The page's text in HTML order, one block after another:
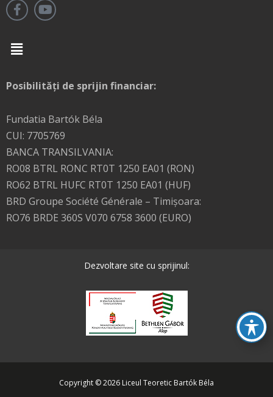
Menu
Posibilități de sprijin financiar:
Fundatia Bartók Béla
CUI: 7705769
BANCA TRANSILVANIA:
RO08 BTRL RONC RT0T 1250 EA01 (RON)
RO62 BTRL HUFC RT0T 1250 EA01 (HUF)
BRD Groupe Société Générale – Timişoara:
RO76 BRDE 360S V070 6758 3600 (EURO)
Dezvoltare site cu sprijinul:
Copyright © 2026 Liceul Teoretic Bartók Béla